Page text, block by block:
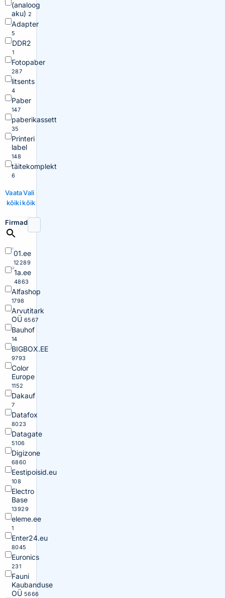
(analoog
aku) 2
Adapter
5
DDR2
1
Fotopaber
287
litsents
4
Paber
147
paberikassett
35
Printeri
label
148
täitekomplekt
6
Vaata
kõiki
Vali
kõik
Firmad
01.ee
12289
1a.ee
4863
Alfashop
1798
Arvutitark
OÜ 6567
Bauhof
14
BIGBOX.EE
9793
Color
Europe
1152
Dakauf
7
Datafox
8023
Datagate
5106
Digizone
6860
Eestipoisid.eu
108
Electro
Base
13929
eleme.ee
1
Enter24.eu
8045
Euronics
231
Fauni
Kaubanduse
OÜ 5666